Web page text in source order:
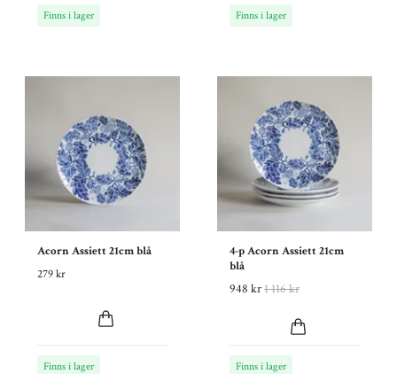
Finns i lager Finns i lager
Acorn Assiett 21cm blå
279 kr
Finns i lager
4-p Acorn Assiett 21cm
blå
948 kr1 116 kr
Finns i lager